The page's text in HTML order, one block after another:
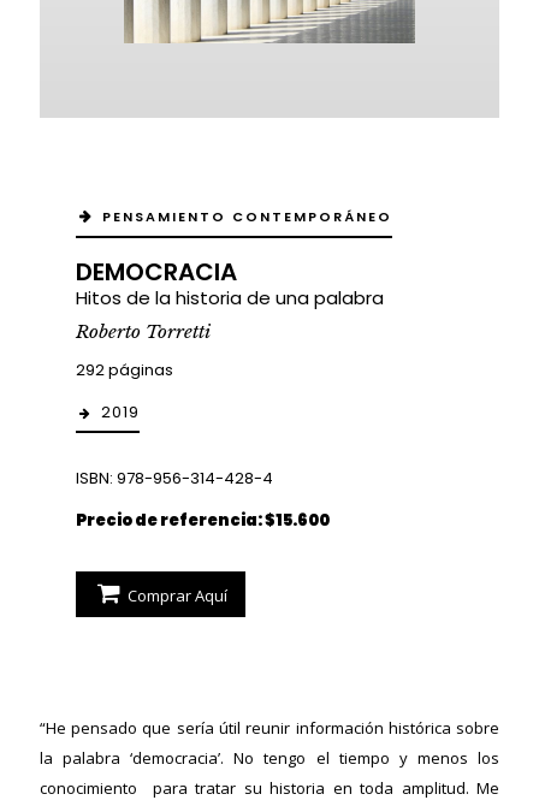
PENSAMIENTO CONTEMPORÁNEO
DEMOCRACIA
Hitos de la historia de una palabra
Roberto Torretti
292 páginas
2019
ISBN: 978-956-314-428-4
Precio de referencia: $15.600
Comprar Aquí
“He pensado que sería útil reunir información histórica sobre
la palabra ‘democracia’. No tengo el tiempo y menos los
conocimiento para tratar su historia en toda amplitud. Me